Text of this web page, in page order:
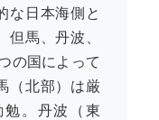
な日本海側と
但馬、丹波、
の国によって
（北部）は厳
勉。丹波（東